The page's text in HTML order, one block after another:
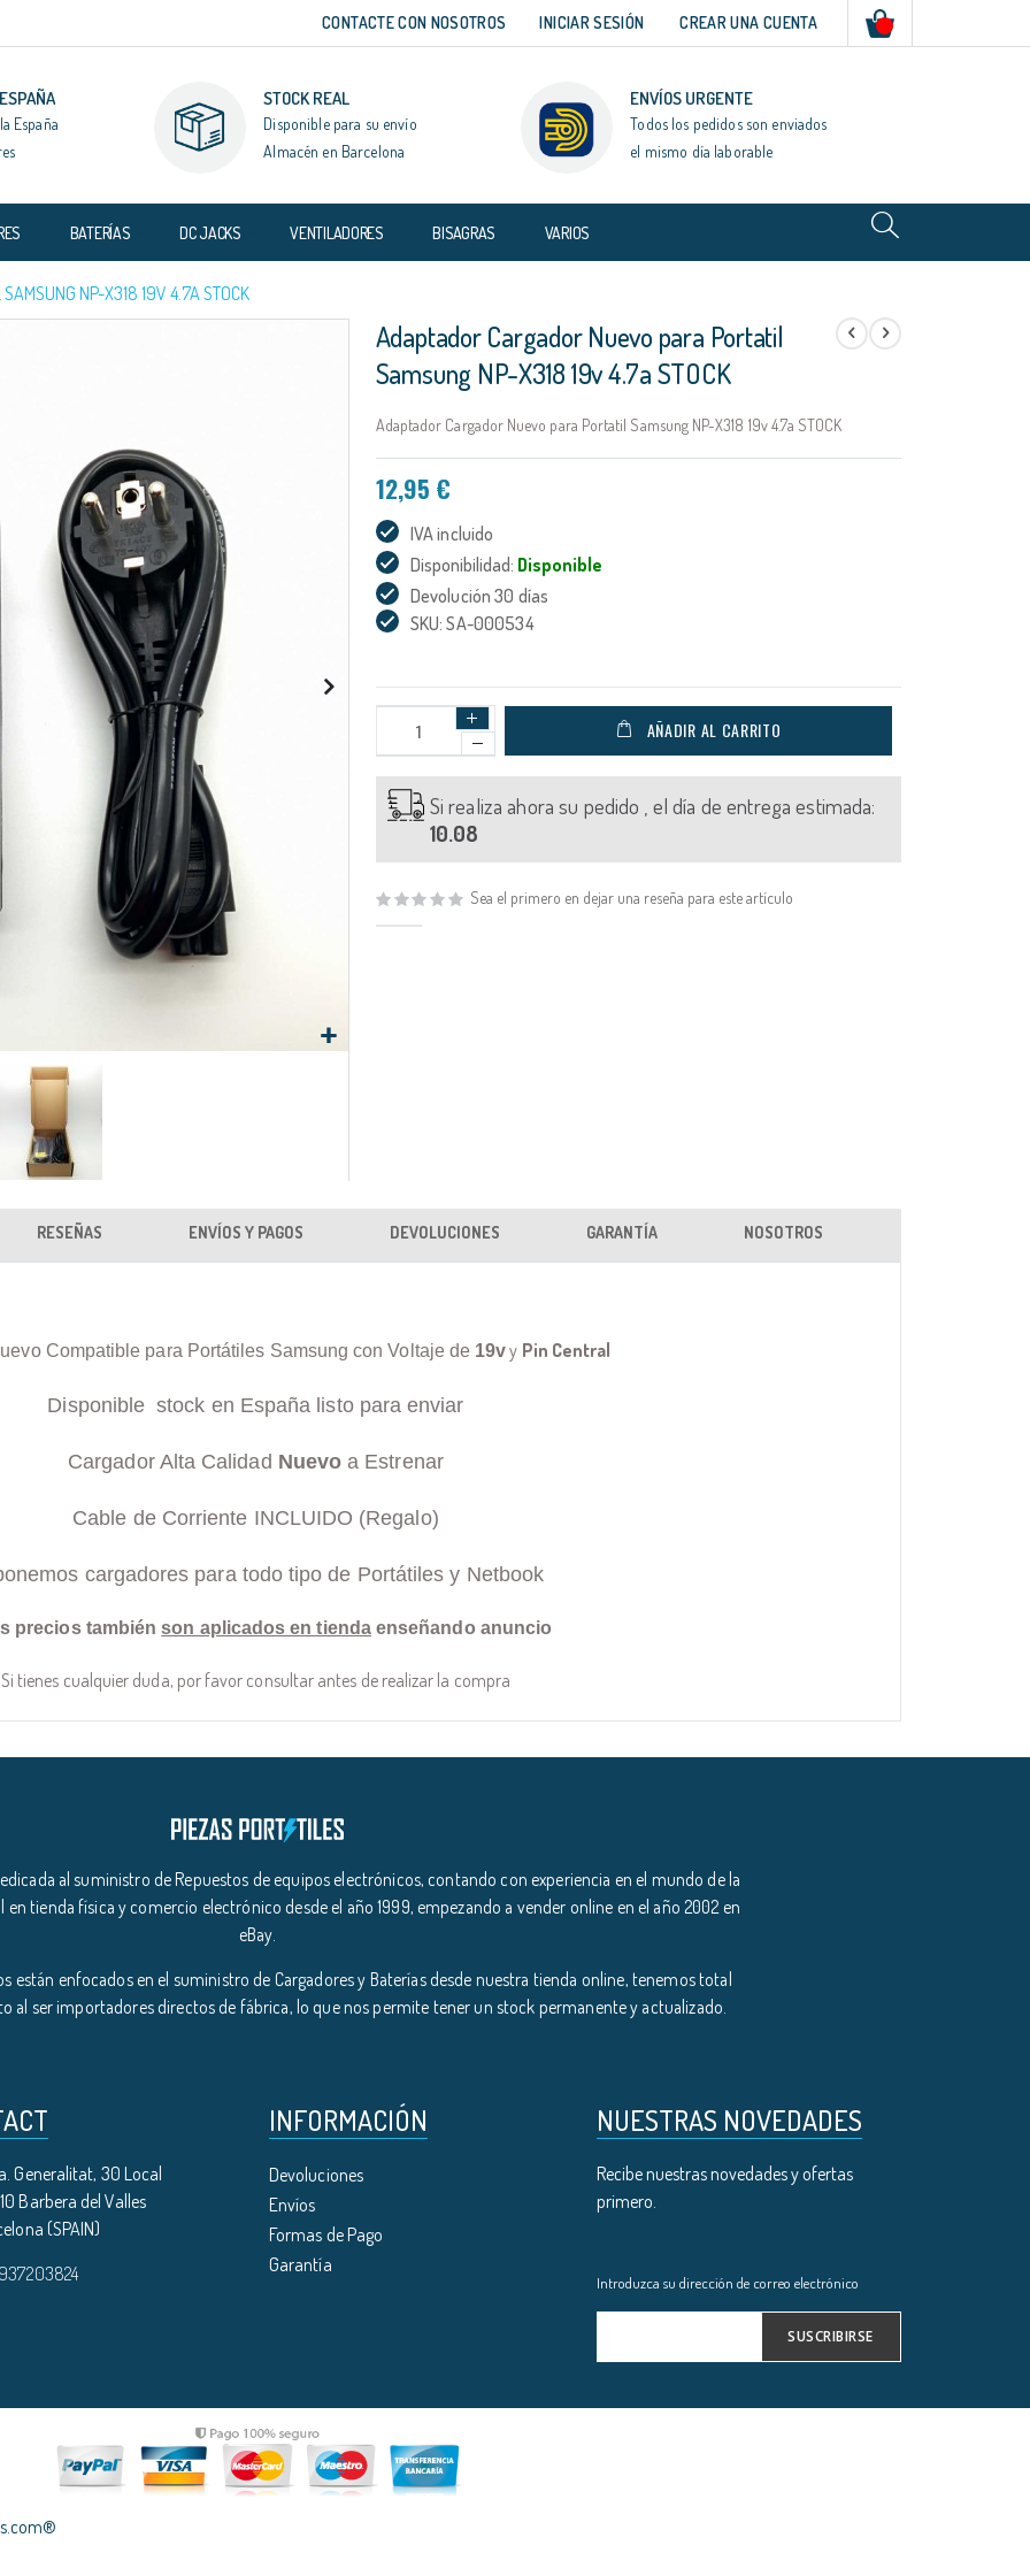
CONTACTE CON NOSOTROS INICIAR SESIÓN CREAR UNA CUENTA
España
STOCK REAL
Disponible para su envío
Almacén en Barcelona
ENVÍOS URGENTE
Todos los pedidos son enviados
el mismo día laborable
BATERÍAS DC JACKS VENTILADORES BISAGRAS VARIOS
NP-X318 19V 4.7A STOCK
Adaptador Cargador Nuevo para Portatil
Samsung NP-X318 19v 4.7a STOCK
Adaptador Cargador Nuevo para Portatil Samsung NP-X318 19v 4.7a STOCK
12,95 €
IVA incluido
Disponibilidad: Disponible
Devolución 30 días
SKU: SA-000534
AÑADIR AL CARRITO
Si realiza ahora su pedido , el día de entrega estimada:
10.08
Sea el primero en dejar una reseña para este artículo
Compatible para Portátiles Samsung con Voltaje de 19v y Pin Central
Disponible stock en España listo para enviar
Cargador Alta Calidad Nuevo a Estrenar
Cable de Corriente INCLUIDO (Regalo)
cargadores para todo tipo de Portátiles y Netbook
precios también son aplicados en tienda enseñando anuncio
Si tienes cualquier duda, por favor consultar antes de realizar la compra
RESEÑAS ENVÍOS Y PAGOS DEVOLUCIONES GARANTÍA NOSOTROS
al suministro de Repuestos de equipos electrónicos, contando con experiencia en el mundo de la
tienda física y comercio electrónico desde el año 1999, empezando a vender online en el año 2002 en
eBay.
están enfocados en el suministro de Cargadores y Baterías desde nuestra tienda online, tenemos total
al ser importadores directos de fábrica, lo que nos permite tener un stock permanente y actualizado.
Generalitat, 30 Local
Barbera del Valles
(SPAIN)
INFORMACIÓN
Devoluciones
Envíos
Formas de Pago
Garantía
NUESTRAS NOVEDADES
Recibe nuestras novedades y ofertas
primero.
Introduzca su dirección de correo electrónico
SUSCRIBIRSE